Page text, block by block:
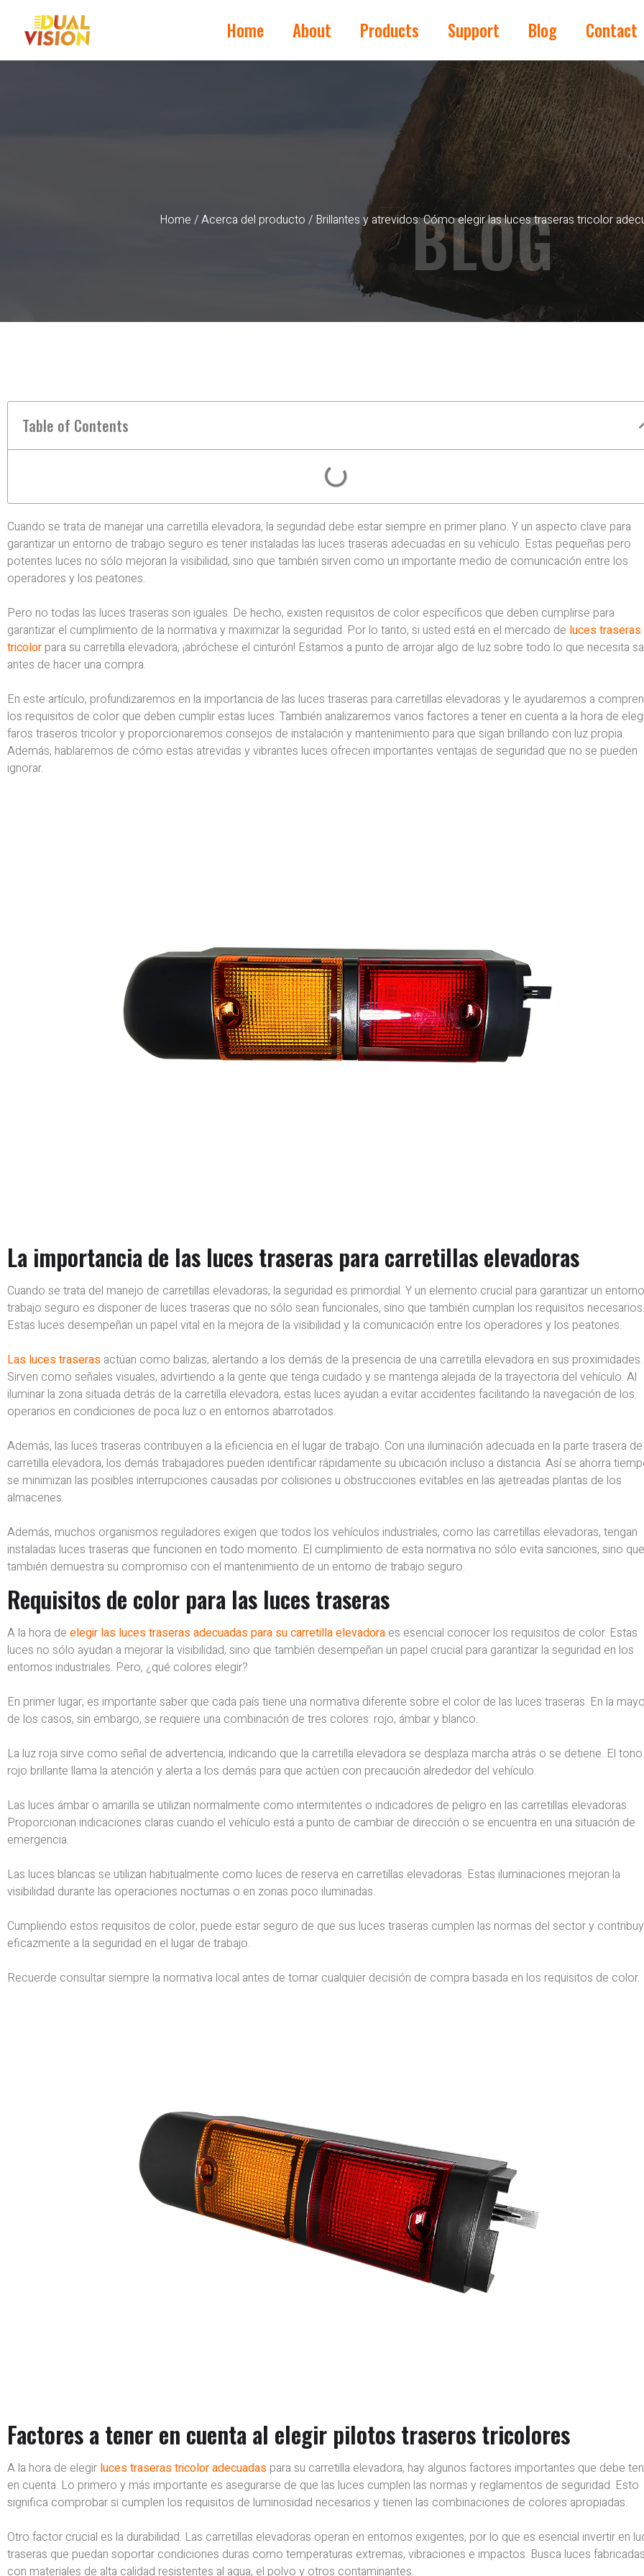
Home About Products Support Blog Contact
Home /Acerca del producto / Brillantes y atrevidos: Cómo elegir las luces traseras tricolor
BLOG
Table of Contents
Cuando se trata de manejar una carretilla elevadora, la seguridad debe estar siempre en primer plano. Y un aspecto clave para
garantizar un entorno de trabajo seguro es tener instaladas las luces traseras adecuadas en su vehículo. Estas pequeñas pero
potentes luces no sólo mejoran la visibilidad, sino que también sirven como un importante medio de comunicación entre los
operadores y los peatones.
Pero no todas las luces traseras son iguales. De hecho, existen requisitos de color específicos que deben cumplirse para
garantizar el cumplimiento de la normativa y maximizar la seguridad. Por lo tanto, si usted está en el mercado de luces traseras
tricolor para su carretilla elevadora, ¡abróchese el cinturón! Estamos a punto de arrojar algo de luz sobre todo lo que necesita
antes de hacer una compra.
En este artículo, profundizaremos en la importancia de las luces traseras para carretillas elevadoras y le ayudaremos a
los requisitos de color que deben cumplir estas luces. También analizaremos varios factores a tener en cuenta a la hora de
faros traseros tricolor y proporcionaremos consejos de instalación y mantenimiento para que sigan brillando con luz propia.
Además, hablaremos de cómo estas atrevidas y vibrantes luces ofrecen importantes ventajas de seguridad que no se pueden
ignorar.
La importancia de las luces traseras para carretillas elevadoras
Cuando se trata del manejo de carretillas elevadoras, la seguridad es primordial. Y un elemento crucial para garantizar un
trabajo seguro es disponer de luces traseras que no sólo sean funcionales, sino que también cumplan los requisitos necesarios.
Estas luces desempeñan un papel vital en la mejora de la visibilidad y la comunicación entre los operadores y los peatones.
Las luces traseras actúan como balizas, alertando a los demás de la presencia de una carretilla elevadora en sus proximidades.
Sirven como señales visuales, advirtiendo a la gente que tenga cuidado y se mantenga alejada de la trayectoria del vehículo. Al
iluminar la zona situada detrás de la carretilla elevadora, estas luces ayudan a evitar accidentes facilitando la navegación de los
operarios en condiciones de poca luz o en entornos abarrotados.
Además, las luces traseras contribuyen a la eficiencia en el lugar de trabajo. Con una iluminación adecuada en la parte trasera de
carretilla elevadora, los demás trabajadores pueden identificar rápidamente su ubicación incluso a distancia. Así se ahorra
se minimizan las posibles interrupciones causadas por colisiones u obstrucciones evitables en las ajetreadas plantas de los
almacenes.
Además, muchos organismos reguladores exigen que todos los vehículos industriales, como las carretillas elevadoras, tengan
instaladas luces traseras que funcionen en todo momento. El cumplimiento de esta normativa no sólo evita sanciones, sino que
también demuestra su compromiso con el mantenimiento de un entorno de trabajo seguro.
Requisitos de color para las luces traseras
A la hora de elegir las luces traseras adecuadas para su carretilla elevadora es esencial conocer los requisitos de color. Estas
luces no sólo ayudan a mejorar la visibilidad, sino que también desempeñan un papel crucial para garantizar la seguridad en los
entornos industriales. Pero, ¿qué colores elegir?
En primer lugar, es importante saber que cada país tiene una normativa diferente sobre el color de las luces traseras. En la
de los casos, sin embargo, se requiere una combinación de tres colores: rojo, ámbar y blanco.
La luz roja sirve como señal de advertencia, indicando que la carretilla elevadora se desplaza marcha atrás o se detiene. El tono
rojo brillante llama la atención y alerta a los demás para que actúen con precaución alrededor del vehículo.
Las luces ámbar o amarilla se utilizan normalmente como intermitentes o indicadores de peligro en las carretillas elevadoras.
Proporcionan indicaciones claras cuando el vehículo está a punto de cambiar de dirección o se encuentra en una situación de
emergencia.
Las luces blancas se utilizan habitualmente como luces de reserva en carretillas elevadoras. Estas iluminaciones mejoran la
visibilidad durante las operaciones nocturnas o en zonas poco iluminadas.
Cumpliendo estos requisitos de color, puede estar seguro de que sus luces traseras cumplen las normas del sector y
eficazmente a la seguridad en el lugar de trabajo.
Recuerde consultar siempre la normativa local antes de tomar cualquier decisión de compra basada en los requisitos de color.
Factores a tener en cuenta al elegir pilotos traseros tricolores
A la hora de elegir luces traseras tricolor adecuadas para su carretilla elevadora, hay algunos factores importantes que debe
en cuenta. Lo primero y más importante es asegurarse de que las luces cumplen las normas y reglamentos de seguridad. Esto
significa comprobar si cumplen los requisitos de luminosidad necesarios y tienen las combinaciones de colores apropiadas.
Otro factor crucial es la durabilidad. Las carretillas elevadoras operan en entornos exigentes, por lo que es esencial invertir en
traseras que puedan soportar condiciones duras como temperaturas extremas, vibraciones e impactos. Busca luces fabricadas
con materiales de alta calidad resistentes al agua, el polvo y otros contaminantes.